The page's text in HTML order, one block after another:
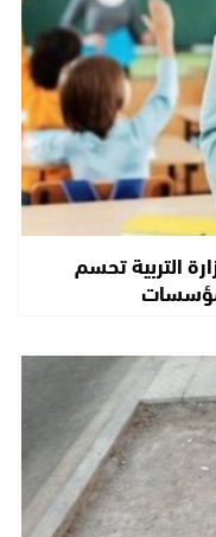
2026-2027.. وزارة التربية تحسم